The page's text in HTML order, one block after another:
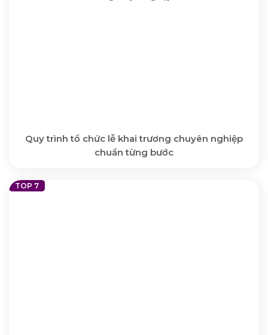
Quy trình tổ chức lễ khai trương chuyên nghiệp
chuẩn từng bước